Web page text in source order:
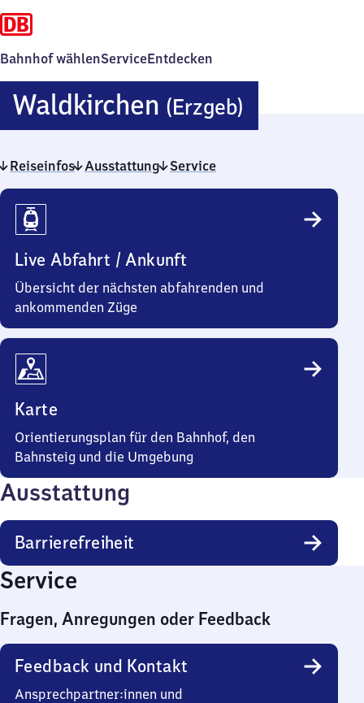
Bahnhof wählenServiceEntdecken
Waldkirchen (Erzgeb)
Reiseinfos Ausstattung Service
Reiseinfos
Live Abfahrt / Ankunft
Übersicht der nächsten abfahrenden und
ankommenden Züge
Karte
Orientierungsplan für den Bahnhof, den
Bahnsteig und die Umgebung
Ausstattung
Barrierefreiheit
Service
Fragen, Anregungen oder Feedback
Feedback und Kontakt
Ansprechpartner:innen und